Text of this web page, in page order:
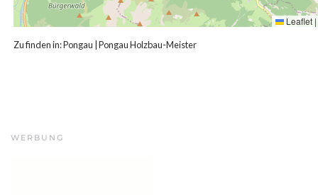
Leaflet |
Zu finden in:Pongau |Pongau Holzbau-Meister
WERBUNG